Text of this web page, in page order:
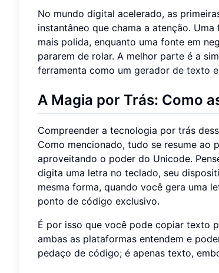
No mundo digital acelerado, as
instantâneo que chama a atenção.
mais polida, enquanto uma fonte em
pararem de rolar. A melhor parte é a
ferramenta como um gerador de texto
A Magia por Trás: Como
Compreender a tecnologia por trás
Como mencionado, tudo se resume ao
aproveitando o poder do Unicode.
digita uma letra no teclado, seu
mesma forma, quando você gera uma
ponto de código exclusivo.
É por isso que você pode copiar texto
ambas as plataformas entendem e
pedaço de código; é apenas texto,